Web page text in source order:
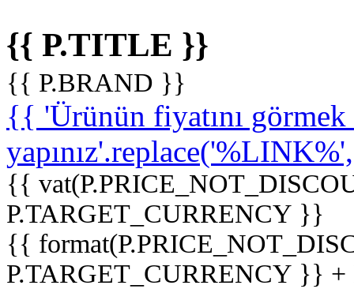
{{ P.TITLE }}
{{ P.BRAND }}
{{ 'Ürünün fiyatını
{{
P.TARGET_CURRENCY }}
{{
P.TARGET_CURRENCY }}